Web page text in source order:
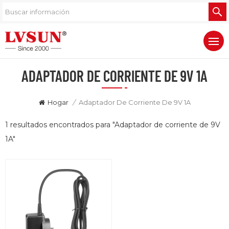
ADAPTADOR DE CORRIENTE DE 9V 1A
Hogar / Adaptador De Corriente De 9V 1A
1 resultados encontrados para "Adaptador de corriente de 9V
1A"